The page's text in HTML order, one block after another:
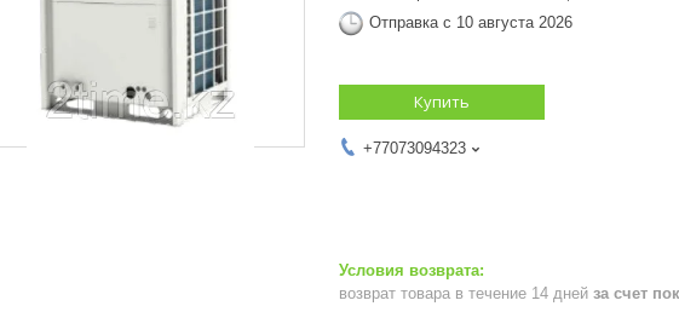
Отправка с 10 августа 2026
Купить
+77073094323
возврат товара в течение 14 дней за счет